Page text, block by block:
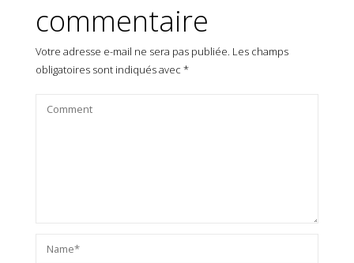
commentaire
Votre adresse e-mail ne sera pas publiée. Les champs
obligatoires sont indiqués avec *